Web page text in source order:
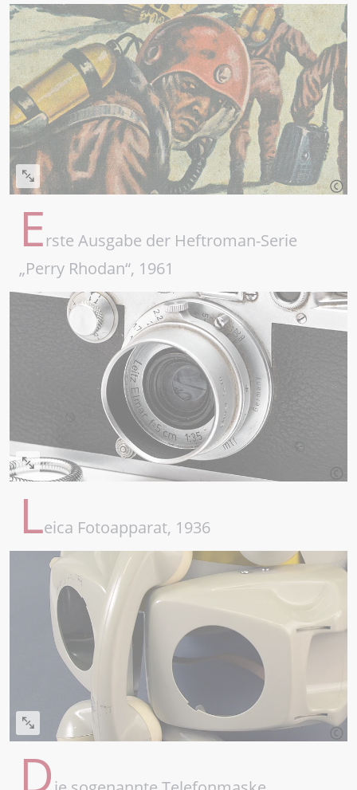
Erste Ausgabe der Heftroman-Serie
„Perry Rhodan“, 1961
Leica Fotoapparat, 1936
D